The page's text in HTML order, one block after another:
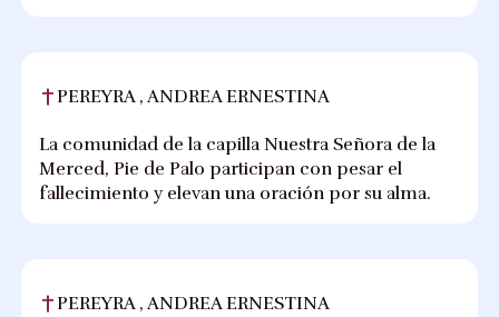
PEREYRA , ANDREA ERNESTINA
La comunidad de la capilla Nuestra Señora de la
Merced, Pie de Palo participan con pesar el
fallecimiento y elevan una oración por su alma.
PEREYRA , ANDREA ERNESTINA